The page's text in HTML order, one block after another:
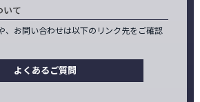
いて
、お問い合わせは以下のリンク先をご確認
よくあるご質問